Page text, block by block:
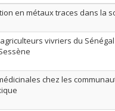
en métaux traces dans la
vivriers du
chez les